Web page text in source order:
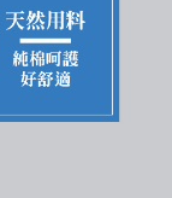
い。
査の結果に基づ
という）はネットプ